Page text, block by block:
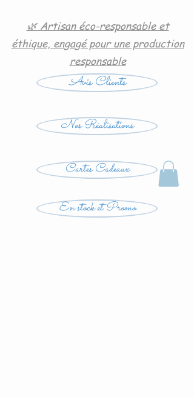
🌿 Artisan éco-responsable et
éthique, engagé pour une production
responsable
Avis Clients
Nos Réalisations
Cartes Cadeaux
En stock et Promo